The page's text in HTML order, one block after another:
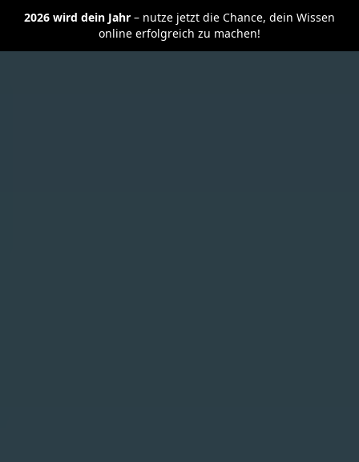
2026 wird dein Jahr – nutze jetzt die Chance, dein Wissen
online erfolgreich zu machen!